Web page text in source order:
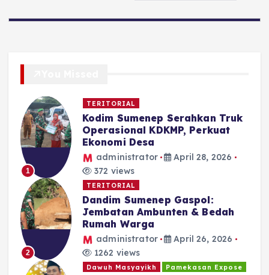
1
TERITORIAL
Kodim Sumenep Serahkan Truk
Operasional KDKMP, Perkuat
Ekonomi Desa
administrator
April 28, 2026
372 views
2
TERITORIAL
Dandim Sumenep Gaspol:
Jembatan Ambunten & Bedah
Rumah Warga
administrator
April 26, 2026
1262 views
Dawuh Masyayikh Pamekasan Expose